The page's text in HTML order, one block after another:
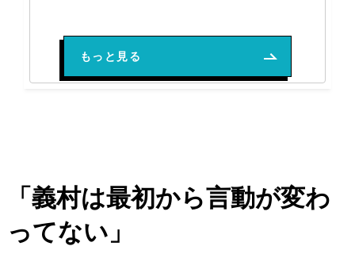
もっと見る
「義村は最初から言動が変わ
ってない」